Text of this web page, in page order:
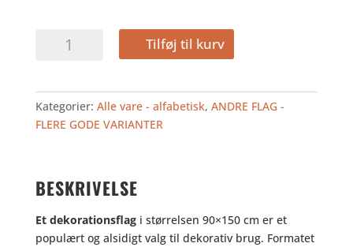
MOLDAVIEN
antal
Tilføj til kurv
Kategorier: Alle vare - alfabetisk, ANDRE FLAG -
FLERE GODE VARIANTER
BESKRIVELSE
Et dekorationsflagi størrelsen 90×150 cm er et
populært og alsidigt valg til dekorativ brug. Formatet